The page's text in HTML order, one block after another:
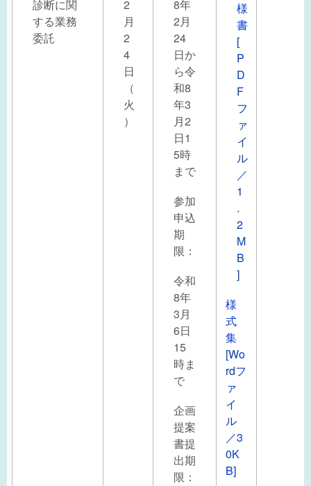
診断に関
する業務
委託
2
月
2
4
日
（
火
）
8年
2月
24
日か
ら令
和8
年3
月2
日1
5時
まで
参加
申込
期
限：
令和
8年
3月
6日
15
時ま
で
企画
提案
書提
出期
限：
様
書
[
P
D
F
フ
ァ
イ
ル
／
1
.
2
M
B
]
様
式
集
[Wo
rdフ
ァ
イ
ル
／3
0K
B]